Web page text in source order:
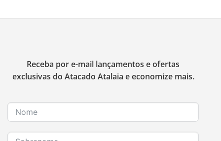
Receba por e-mail lançamentos e ofertas
exclusivas do Atacado Atalaia e economize mais.